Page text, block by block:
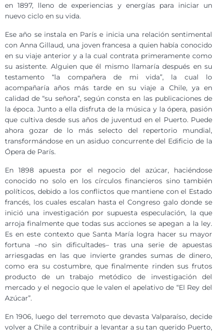
en 1897, lleno de experiencias y energías para iniciar un
nuevo ciclo en su vida.
Ese año se instala en París e inicia una relación sentimental
con Anna Gillaud, una joven francesa a quien había conocido
en su viaje anterior y a la cual contrata primeramente como
su asistente. Alguien que él mismo llamaría después en su
testamento “la compañera de mi vida”, la cual lo
acompañaría años más tarde en su viaje a Chile, ya en
calidad de “su señora”, según consta en las publicaciones de
la época. Junto a ella disfruta de la música y la ópera, pasión
que cultiva desde sus años de juventud en el Puerto. Puede
ahora gozar de lo más selecto del repertorio mundial,
transformándose en un asiduo concurrente del Edificio de la
Ópera de París.
En 1898 apuesta por el negocio del azúcar, haciéndose
conocido no solo en los círculos financieros sino también
políticos, debido a los conflictos que mantiene con el Estado
francés, los cuales escalan hasta el Congreso galo donde se
inició una investigación por supuesta especulación, la que
arroja finalmente que todas sus acciones se apegan a la ley.
Es en este contexto que Santa María logra hacer su mayor
fortuna –no sin dificultades– tras una serie de apuestas
arriesgadas en las que invierte grandes sumas de dinero,
como era su costumbre, que finalmente rinden sus frutos
producto de un trabajo metódico de investigación del
mercado y el negocio que le valen el apelativo de “El Rey del
Azúcar”.
En 1906, luego del terremoto que devasta Valparaíso, decide
volver a Chile a contribuir a levantar a su tan querido Puerto,